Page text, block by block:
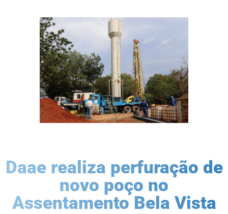
Daae realiza perfuração de
novo poço no
Assentamento Bela Vista